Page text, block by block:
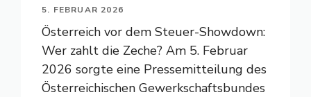
5. FEBRUAR 2026
Österreich vor dem Steuer-Showdown:
Wer zahlt die Zeche? Am 5. Februar
2026 sorgte eine Pressemitteilung des
Österreichischen Gewerkschaftsbundes